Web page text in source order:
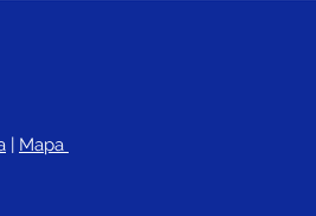
| Mapa